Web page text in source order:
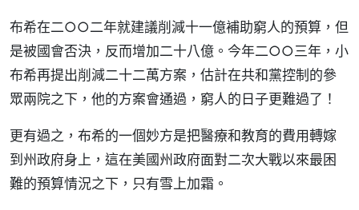
布希在二○○二年就建議削減十一億補助窮人的預算，但
是被國會否決，反而增加二十八億。今年二○○三年，小
布希再提出削減二十二萬方案，估計在共和黨控制的參
眾兩院之下，他的方案會通過，窮人的日子更難過了！
更有過之，布希的一個妙方是把醫療和教育的費用轉嫁
到州政府身上，這在美國州政府面對二次大戰以來最困
難的預算情況之下，只有雪上加霜。